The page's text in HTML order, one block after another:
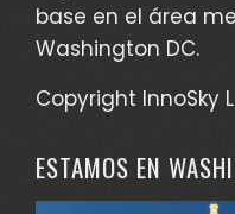
base en el área
Washington DC.
Copyright InnoSky
ESTAMOS EN